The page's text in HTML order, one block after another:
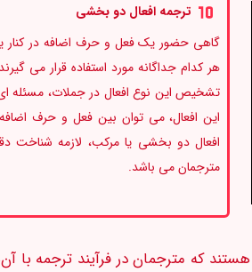
ترجمه افعال دو بخشی
گاهی حضور یک فعل و حرف اضافه در کنار
تشخیص این نوع افعال در جملات، مسئله
این افعال، می توان بین فعل و حرف
افعال دو بخشی یا مرکب، لازمه شناخت
مترجمان می باشد.
هستند که مترجمان در فرآیند ترجمه